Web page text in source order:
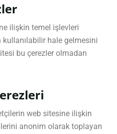
ilişkin temel işlevleri
hale gelmesini
bu çerezler olmadan
web sitesine ilişkin
anonim olarak toplayan